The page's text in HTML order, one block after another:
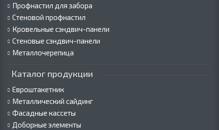
Профнастил для забора
Стеновой профнастил
Кровельные сэндвич-панели
Стеновые сэндвич-панели
Металлочерепица
Каталог продукции
Евроштакетник
Металлический сайдинг
Фасадные кассеты
Доборные элементы